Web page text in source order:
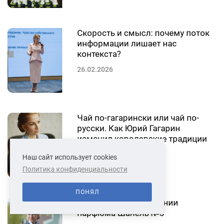
Скорость и смысл: почему поток
информации лишает нас
контекста?
26.02.2026
Чай по-гагарински или чай по-
русски. Как Юрий Гагарин
изменил королевские традиции
Русский след в создании
парфюма Шанель №5
Наш сайт использует cookies
Политика конфиденциальности
ПОНЯЛ